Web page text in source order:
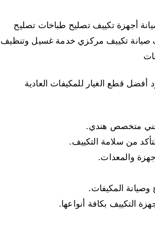
تصليح مكيفات صيانة أجهزة تكييف تصليح طباخات تصليح
صيانة تكييف مركزي خدمة غسيل وتنظيف
قطع الغيار للمكيفات العادية
فني متخصص هندي.
من سلامة التكييف.
والمعدات.
المكيفات.
التكييف بكافة أنواعها.